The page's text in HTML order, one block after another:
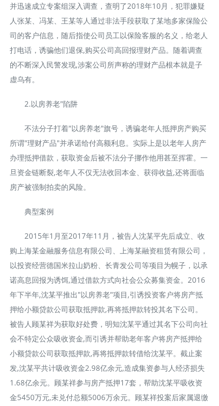
并迅速成立专案组深入调查，查明了2018年10月，犯罪嫌疑
人张某、冯某、王某等人通过非法手段获取了某地多家保险公
司的客户信息，随后指使公司员工以保险客服的名义，给老人
打电话，诱骗他们退保,购买公司高回报理财产品。随着调查
的不断深入民警发现,涉案公司所声称的理财产品根本就是子
虚乌有。
2.以房养老"陷阱
不法分子打着"以房养老"旗号，诱骗老年人抵押房产购买
所谓"理财产品"并承诺给付高额利息。实际上是以老年人房产
办理抵押借款，获取资金后被不法分子挪作他用甚至挥霍。一
旦资金链断裂,老年人不仅无法收回本金、获得收益,还将面临
房产被强制拍卖的风险。
典型案例
2015年1月至2017年11月，被告人沈某平先后成立、收
购上海某金融服务信息有限公司、上海某融资租赁有限公司，
以投资经营德国米拉山奶粉、长青发公司等项目为幌子，以承
诺高息回报为诱饵,通过借款方式向社会公众募集资金。2016
年下半年,沈某平推出"以房养老"项目,引诱投资客户将房产抵
押给小额贷款公司获取抵押款,再将抵押款转投其名下公司。
被告人顾某祥为获取好处费，明知沈某平通过其名下公司向社
会不特定公众吸收资金,而引诱并帮助老年客户将房产抵押给
小额贷款公司获取抵押款,再将抵押款转借给沈某平。截止案
发,沈某平共计吸收资金2.98亿余元,造成集资参与人经济损失
1.68亿余元。顾某祥参与房产抵押17套，帮助沈某平吸收资
金5450万元,未兑付总额5006万余元。顾某祥投案后家属退缴